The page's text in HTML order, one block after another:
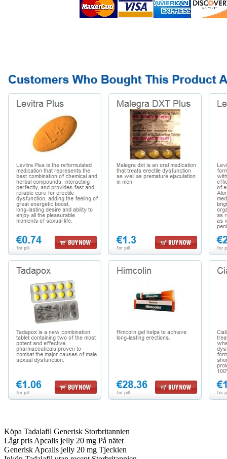
Köpa Tadalafil Generisk Storbritannien
Lågt pris Apcalis jelly 20 mg På nätet
Generisk Apcalis jelly 20 mg Tjeckien